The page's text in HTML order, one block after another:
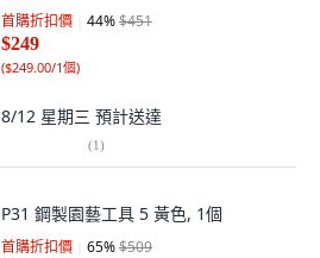
首購折扣價 44%$451
$249
($249.00/1個)
8/12 星期三 預計送達
(1)
P31 鋼製園藝工具 5 黃色, 1個
首購折扣價 65%$509